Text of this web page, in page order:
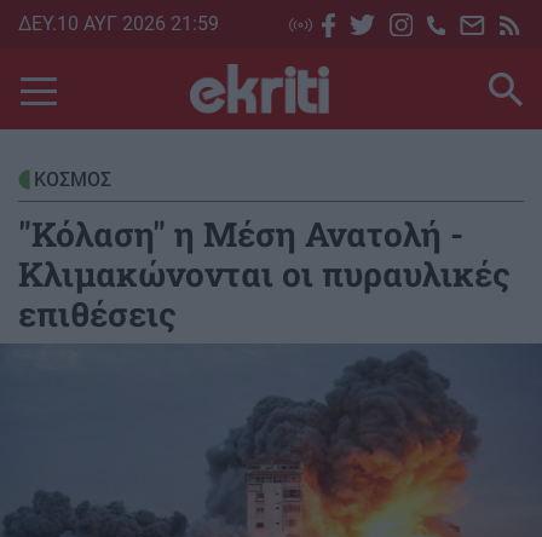
Skip
main
content
ΔΕΥ.10 ΑΥΓ 2026 21:59
ΚΟΣΜΟΣ
"Κόλαση" η Μέση Ανατολή -
Κλιμακώνονται οι πυραυλικές
επιθέσεις